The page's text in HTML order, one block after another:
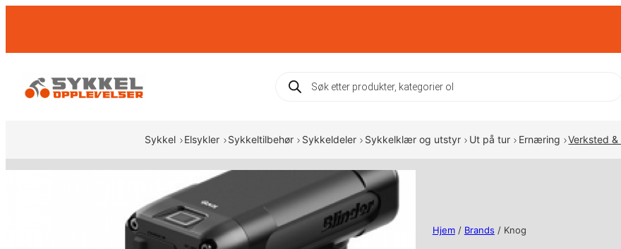
Products
search
Sykkel Elsykler Sykkeltilbehør Sykkeldeler Sykkelklær og utstyr Ut på tur Ernæring Verksted
Hjem/ Brands / Knog